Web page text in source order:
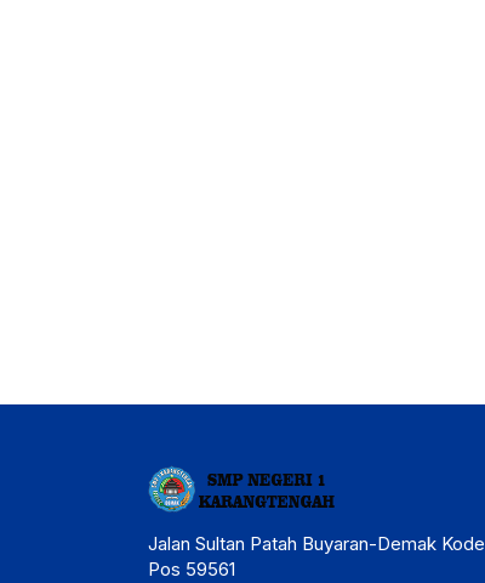
Jalan Sultan Patah Buyaran-Demak Kode
Pos 59561